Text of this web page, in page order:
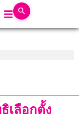
เลือกตั้ง